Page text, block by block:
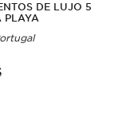
DE LUJO 5
PLAYA